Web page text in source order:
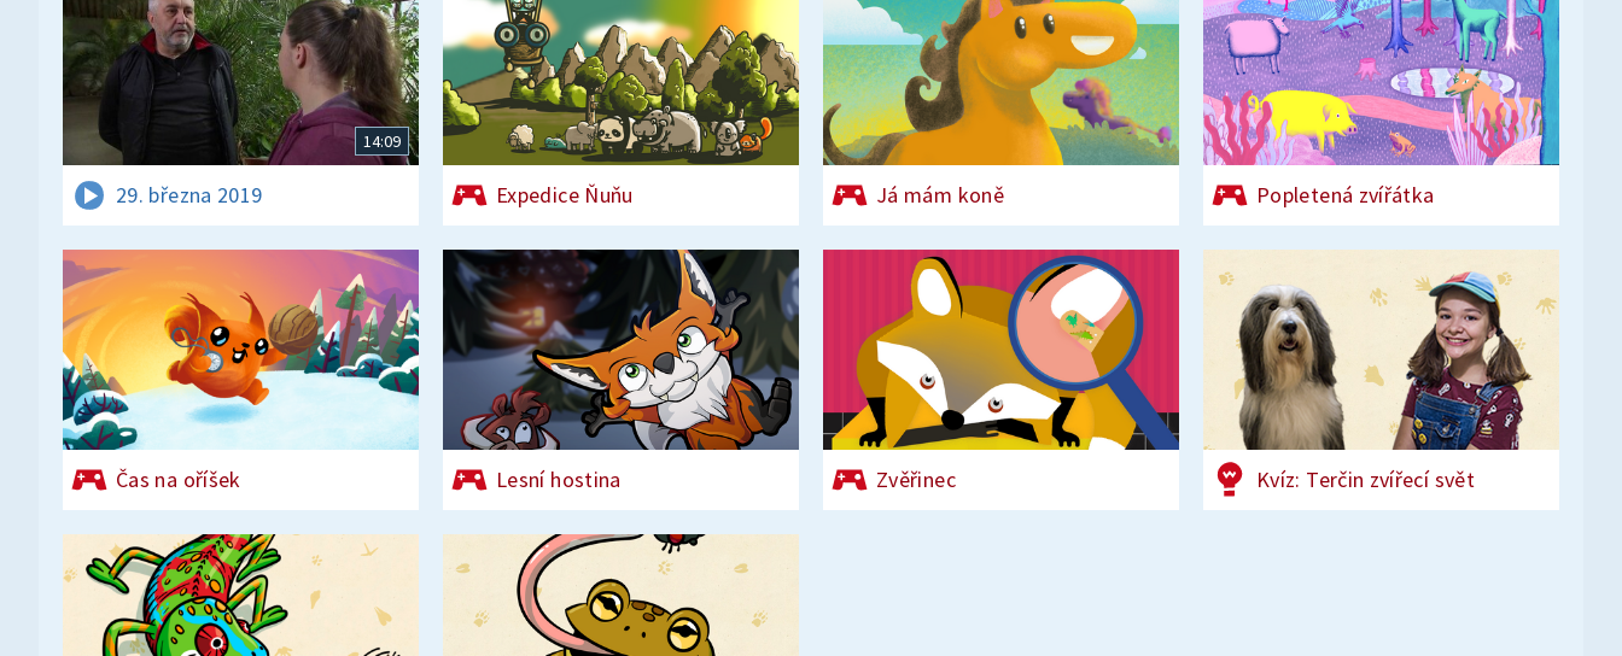
14:09
29. března 2019 Expedice Ňuňu Já mám koně Popletená zvířátka
Čas na oříšek Lesní hostina Zvěřinec Kvíz: Terčin zvířecí svět